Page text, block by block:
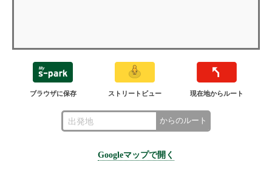
ブラウザに保存 ストリートビュー 現在地からルート
からのルート
Googleマップで開く